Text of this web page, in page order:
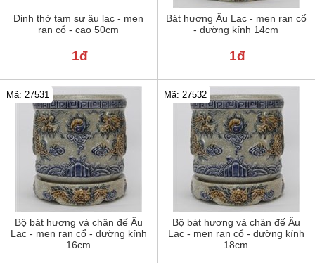
Đỉnh thờ tam sự âu lạc - men
rạn cổ - cao 50cm
1đ
Bát hương Âu Lạc - men rạn cổ
- đường kính 14cm
1đ
Bộ bát hương và chân đế Âu
Lạc - men rạn cổ - đường kính
16cm
Mã: 27531
Bộ bát hương và chân đế Âu
Lạc - men rạn cổ - đường kính
18cm
Mã: 27532